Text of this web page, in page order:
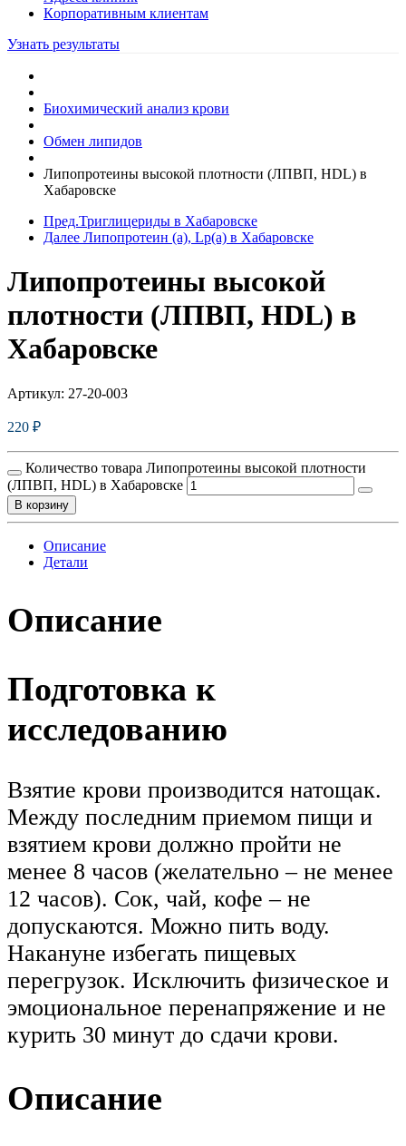
Кoрпоративным клиентам
Узнать результаты
Биохимический анализ крови
Обмен липидов
Липопротеины высокой плотности (ЛПВП, HDL) в
Хабаровске
Пред.Триглицериды в Хабаровске
Далее Липопротеин (a), Lp(a) в Хабаровске
Липопротеины высокой
плотности (ЛПВП, HDL) в
Хабаровске
Артикул: 27-20-003
220 ₽
Количество товара Липопротеины высокой плотности
(ЛПВП, HDL) в Хабаровске
В корзину
Описание
Детали
Описание
Подготовка к
исследованию
Взятие крови производится натощак.
Между последним приемом пищи и
взятием крови должно пройти не
менее 8 часов (желательно – не менее
12 часов). Сок, чай, кофе – не
допускаются. Можно пить воду.
Накануне избегать пищевых
перегрузок. Исключить физическое и
эмоциональное перенапряжение и не
курить 30 минут до сдачи крови.
Описание